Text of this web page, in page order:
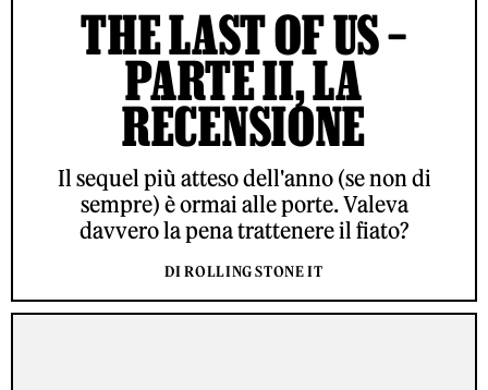
THE LAST OF US –
PARTE II, LA
RECENSIONE
Il sequel più atteso dell'anno (se non di
sempre) è ormai alle porte. Valeva
davvero la pena trattenere il fiato?
DI ROLLING STONE IT